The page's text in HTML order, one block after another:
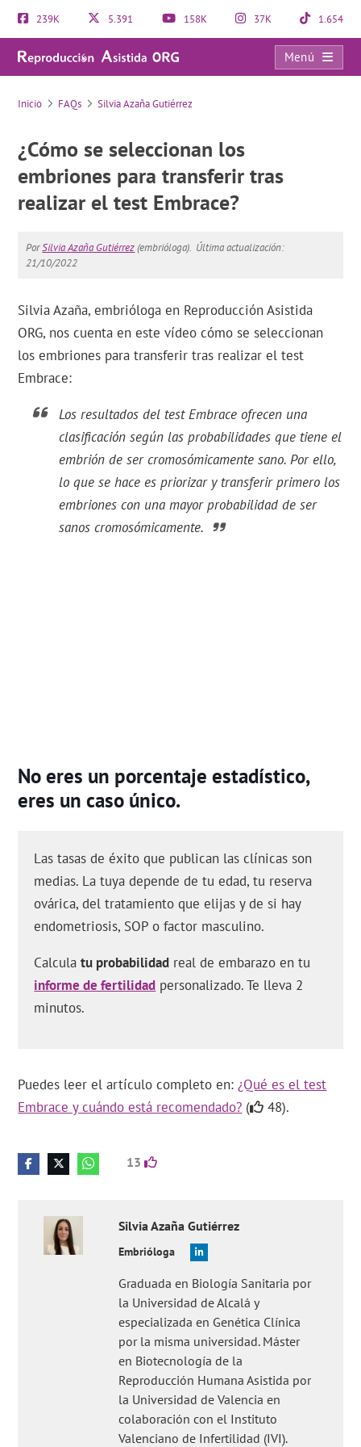
239K 5.391 158K 37K 1.654
Menú
FAQs
Inicio FAQs Silvia Azaña Gutiérrez
¿Cómo se seleccionan los
embriones para transferir tras
realizar el test Embrace?
PorSilvia Azaña Gutiérrez(embrióloga). Última actualización:
21/10/2022
Silvia Azaña, embrióloga en Reproducción Asistida
ORG, nos cuenta en este vídeo cómo se seleccionan
los embriones para transferir tras realizar el test
Embrace:
Los resultados del test Embrace ofrecen una
clasificación según las probabilidades que tiene el
embrión de ser cromosómicamente sano. Por ello,
lo que se hace es priorizar y transferir primero los
embriones con una mayor probabilidad de ser
sanos cromosómicamente.
No eres un porcentaje estadístico,
eres un caso único.
Las tasas de éxito que publican las clínicas son
medias. La tuya depende de tu edad, tu reserva
ovárica, del tratamiento que elijas y de si hay
endometriosis, SOP o factor masculino.
Calculatu probabilidad real de embarazo en tu
informe de fertilidad personalizado. Te lleva 2
minutos.
Puedes leer el artículo completo en:¿Qué es el test
Embrace y cuándo está recomendado? ( 48).
13
Silvia Azaña Gutiérrez
Embrióloga
Graduada en Biología Sanitaria por
la Universidad de Alcalá y
especializada en Genética Clínica
por la misma universidad. Máster
en Biotecnología de la
Reproducción Humana Asistida por
la Universidad de Valencia en
colaboración con el Instituto
Valenciano de Infertilidad (IVI).